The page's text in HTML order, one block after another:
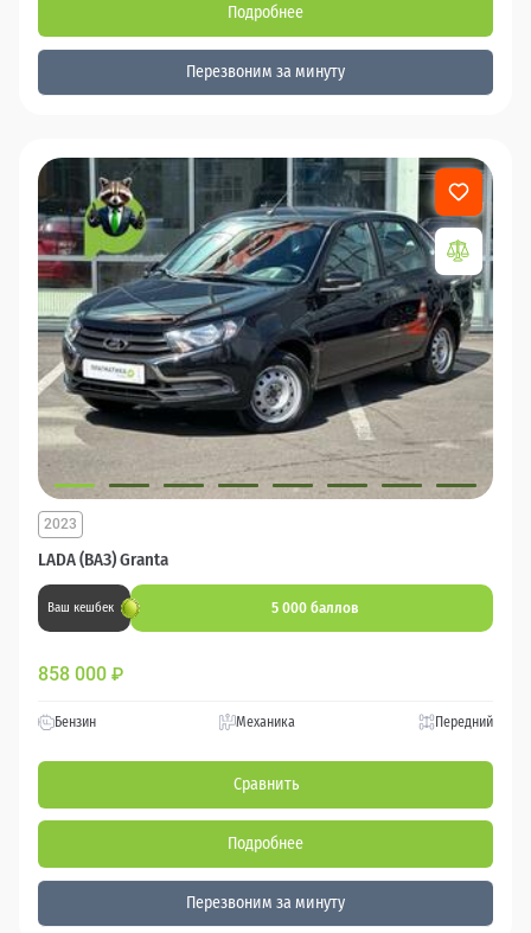
Подробнее
Перезвоним за минуту
LADA (ВАЗ) Granta
2023
Ваш кешбек 5 000 баллов
858 000 ₽
Бензин Механика Передний
Сравнить
Подробнее
Перезвоним за минуту